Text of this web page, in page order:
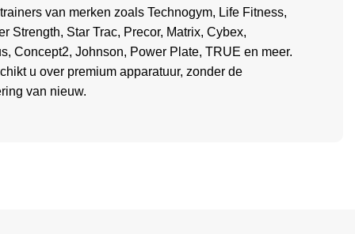
van merken zoals Technogym, Life Fitness,
Strength, Star Trac, Precor, Matrix, Cybex,
Concept2, Johnson, Power Plate, TRUE en meer.
u over premium apparatuur, zonder de
van nieuw.